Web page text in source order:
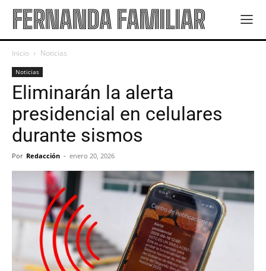
FERNANDA FAMILIAR
Inicio Noticias
Noticias
Eliminarán la alerta
presidencial en celulares
durante sismos
Por Redacción - enero 20, 2026